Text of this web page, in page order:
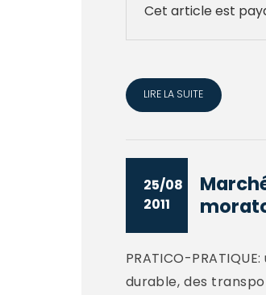
Cet article est
LIRE LA SUITE
25/08
2011
PRATICO-
durable, des